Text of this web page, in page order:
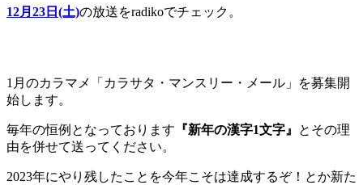
12月23日(土)の放送をradikoでチェック。
1月のカラマメ「カラサタ・マンスリー・メール」を募集開
始します。
毎年の恒例となっております 『新年の漢字1文字』
とその理
由を併せて送ってください。
2023年にやり残したことを今年こそは達成するぞ！とか新た